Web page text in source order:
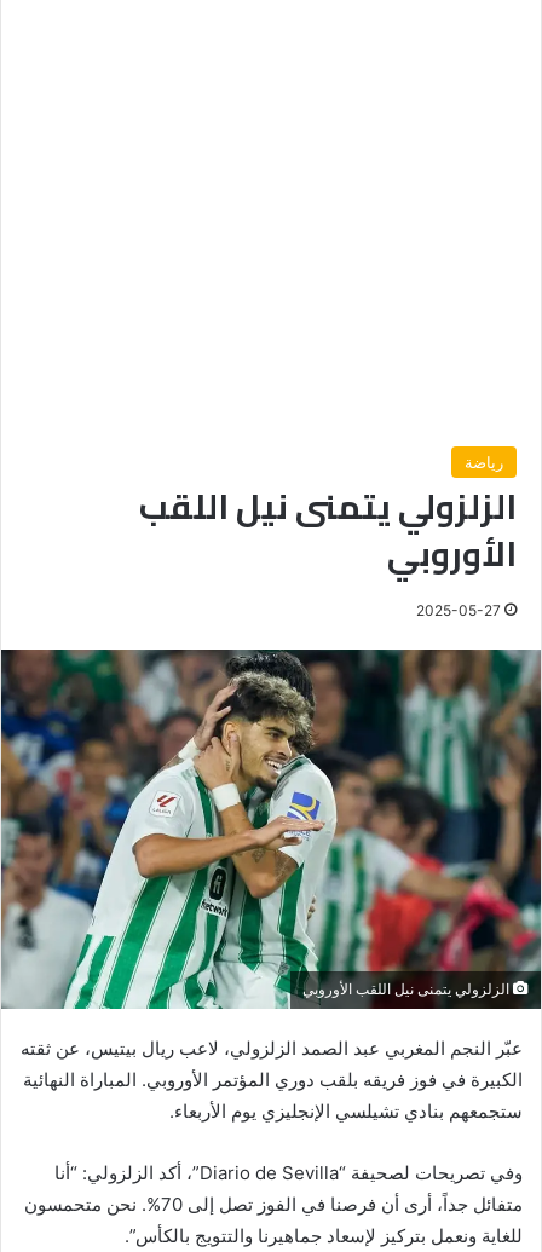
رياضة
الزلزولي يتمنى نيل اللقب
الأوروبي
2025-05-27
الزلزولي يتمنى نيل اللقب الأوروبي
عبّر النجم المغربي عبد الصمد الزلزولي، لاعب ريال بيتيس، عن ثقته
الكبيرة في فوز فريقه بلقب دوري المؤتمر الأوروبي. المباراة النهائية
ستجمعهم بنادي تشيلسي الإنجليزي يوم الأربعاء.
وفي تصريحات لصحيفة “Diario de Sevilla”، أكد الزلزولي: “أنا
متفائل جداً، أرى أن فرصنا في الفوز تصل إلى 70%. نحن متحمسون
للغاية ونعمل بتركيز لإسعاد جماهيرنا والتتويج بالكأس”.